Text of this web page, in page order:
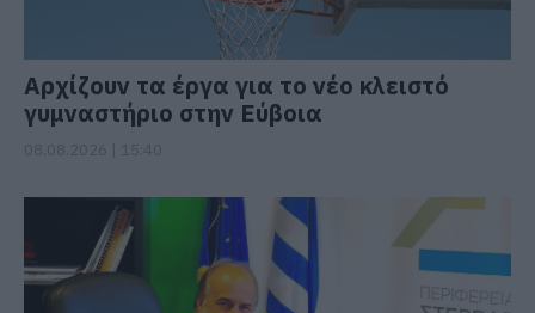
Αρχίζουν τα έργα για το νέο κλειστό
γυμναστήριο στην Εύβοια